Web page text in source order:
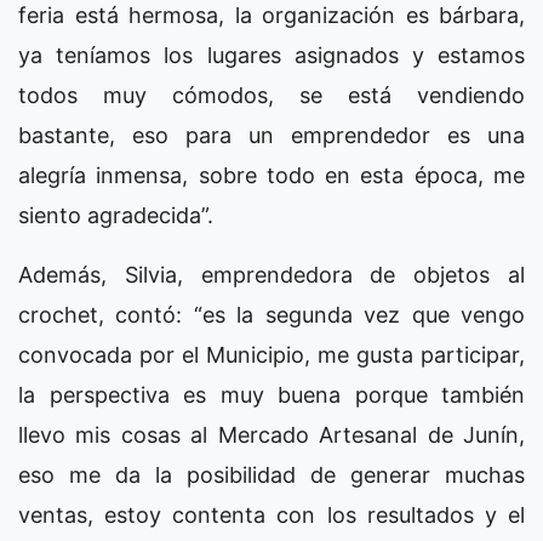
feria está hermosa, la organización es bárbara,
ya teníamos los lugares asignados y estamos
todos muy cómodos, se está vendiendo
bastante, eso para un emprendedor es una
alegría inmensa, sobre todo en esta época, me
siento agradecida”.
Además, Silvia, emprendedora de objetos al
crochet, contó: “es la segunda vez que vengo
convocada por el Municipio, me gusta participar,
la perspectiva es muy buena porque también
llevo mis cosas al Mercado Artesanal de Junín,
eso me da la posibilidad de generar muchas
ventas, estoy contenta con los resultados y el